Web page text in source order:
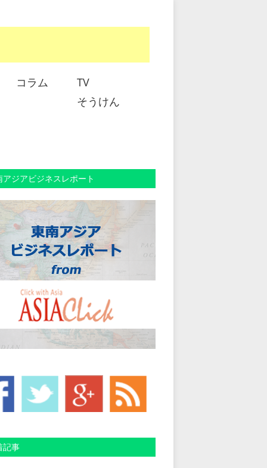
コラム
TV
そうけん
アジアビジネスレポート
記事